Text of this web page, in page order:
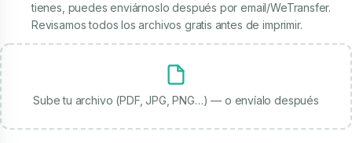
tienes, puedes enviárnoslo después por email/WeTransfer.
Revisamos todos los archivos gratis antes de imprimir.
Sube tu archivo (PDF, JPG, PNG…) — o envíalo después